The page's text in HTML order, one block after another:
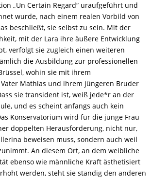
„Un Certain Regard“ uraufgeführt und
wurde, nach einem realen Vorbild von
beschließt, sie selbst zu sein. Mit der
mit der Lara ihre äußere Entwicklung
verfolgt sie zugleich einen weiteren
die Ausbildung zur professionellen
wohin sie mit ihrem
Mathias und ihrem jüngeren Bruder
sie transident ist, weiß jede*r an der
und es scheint anfangs auch kein
Konservatorium wird für die junge Frau
doppelten Herausforderung, nicht nur,
beweisen muss, sondern auch weil
An diesem Ort, an dem weibliche
ebenso wie männliche Kraft ästhetisiert
werden, steht sie ständig den anderen